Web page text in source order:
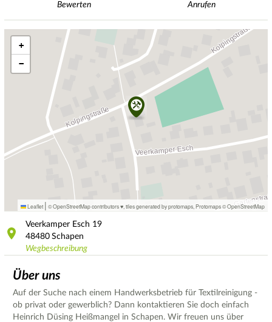
Bewerten Anrufen
+
−
Leaflet | © OpenStreetMap contributors ♥, tiles generated by protomaps Protomaps©OpenStreetMap
Veerkamper Esch 19
48480 Schapen
Wegbeschreibung
Über uns
Auf der Suche nach einem Handwerksbetrieb für Textilreinigung -
ob privat oder gewerblich? Dann kontaktieren Sie doch einfach
Heinrich Düsing Heißmangel in Schapen. Wir freuen uns über